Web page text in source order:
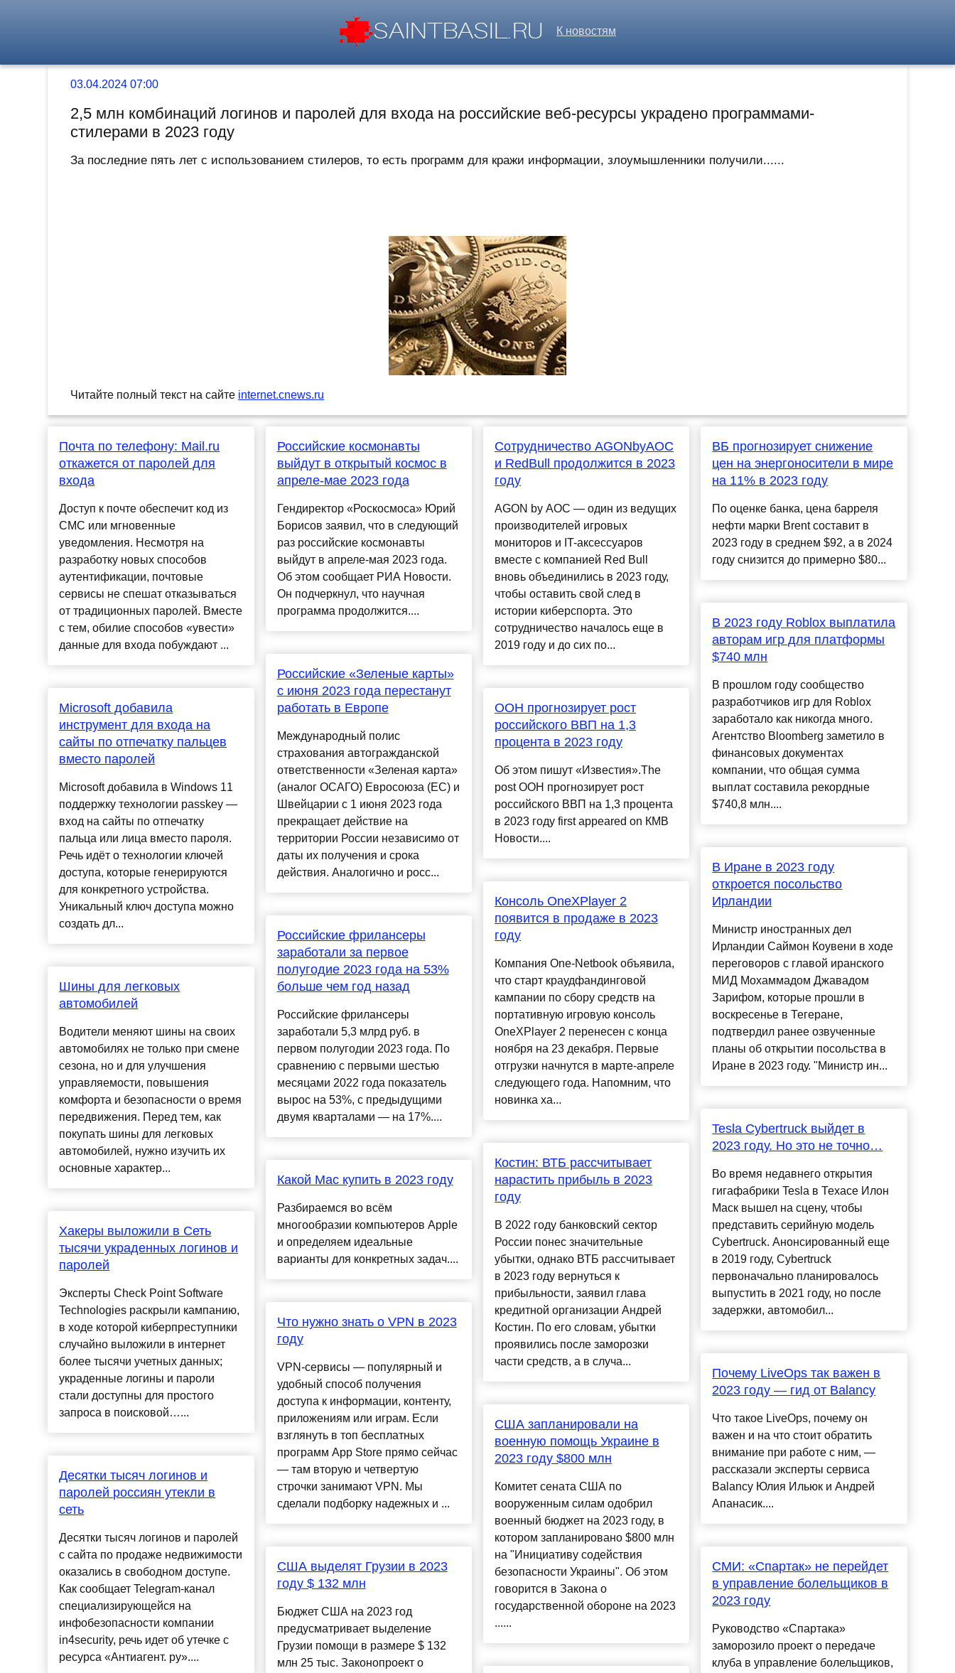
К новостям
03.04.2024 07:00
2,5 млн комбинаций логинов и паролей для входа на российские веб-ресурсы украдено программами-
стилерами в 2023 году
За последние пять лет с использованием стилеров, то есть программ для кражи информации, злоумышленники получили......
Читайте полный текст на сайте internet.cnews.ru
Почта по телефону: Mail.ru
откажется от паролей для
входа
Доступ к почте обеспечит код из
СМС или мгновенные
уведомления. Несмотря на
разработку новых способов
аутентификации, почтовые
сервисы не спешат отказываться
от традиционных паролей. Вместе
с тем, обилие способов «увести»
данные для входа побуждают ...
Microsoft добавила
инструмент для входа на
сайты по отпечатку пальцев
вместо паролей
Microsoft добавила в Windows 11
поддержку технологии passkey —
вход на сайты по отпечатку
пальца или лица вместо пароля.
Речь идёт о технологии ключей
доступа, которые генерируются
для конкретного устройства.
Уникальный ключ доступа можно
создать дл...
Шины для легковых
автомобилей
Водители меняют шины на своих
автомобилях не только при смене
сезона, но и для улучшения
управляемости, повышения
комфорта и безопасности о время
передвижения. Перед тем, как
покупать шины для легковых
автомобилей, нужно изучить их
основные характер...
Хакеры выложили в Сеть
тысячи украденных логинов и
паролей
Эксперты Check Point Software
Technologies раскрыли кампанию,
в ходе которой киберпреступники
случайно выложили в интернет
более тысячи учетных данных;
украденные логины и пароли
стали доступны для простого
запроса в поисковой…...
Десятки тысяч логинов и
паролей россиян утекли в
сеть
Десятки тысяч логинов и паролей
с сайта по продаже недвижимости
оказались в свободном доступе.
Как сообщает Telegram-канал
специализирующейся на
инфобезопасности компании
in4security, речь идет об утечке с
ресурса «Антиагент. ру»....
Российские космонавты
выйдут в открытый космос в
апреле-мае 2023 года
Гендиректор «Роскосмоса» Юрий
Борисов заявил, что в следующий
раз российские космонавты
выйдут в апреле-мая 2023 года.
Об этом сообщает РИА Новости.
Он подчеркнул, что научная
программа продолжится....
Российские «Зеленые карты»
с июня 2023 года перестанут
работать в Европе
Международный полис
страхования автогражданской
ответственности «Зеленая карта»
(аналог ОСАГО) Евросоюза (ЕС) и
Швейцарии с 1 июня 2023 года
прекращает действие на
территории России независимо от
даты их получения и срока
действия. Аналогично и росс...
Российские фрилансеры
заработали за первое
полугодие 2023 года на 53%
больше чем год назад
Российские фрилансеры
заработали 5,3 млрд руб. в
первом полугодии 2023 года. По
сравнению с первыми шестью
месяцами 2022 года показатель
вырос на 53%, с предыдущими
двумя кварталами — на 17%....
Какой Mac купить в 2023 году
Разбираемся во всём
многообразии компьютеров Apple
и определяем идеальные
варианты для конкретных задач....
Что нужно знать о VPN в 2023
году
VPN-сервисы — популярный и
удобный способ получения
доступа к информации, контенту,
приложениям или играм. Если
взглянуть в топ бесплатных
программ App Store прямо сейчас
— там вторую и четвертую
строчки занимают VPN. Мы
сделали подборку надежных и ...
США выделят Грузии в 2023
году $ 132 млн
Бюджет США на 2023 год
предусматривает выделение
Грузии помощи в размере $ 132
млн 25 тыс. Законопроект о
Сотрудничество AGONbyAOC
и RedBull продолжится в 2023
году
AGON by AOC — один из ведущих
производителей игровых
мониторов и IT-аксессуаров
вместе с компанией Red Bull
вновь объединились в 2023 году,
чтобы оставить свой след в
истории киберспорта. Это
сотрудничество началось еще в
2019 году и до сих по...
ООН прогнозирует рост
российского ВВП на 1,3
процента в 2023 году
Об этом пишут «Известия».The
post ООН прогнозирует рост
российского ВВП на 1,3 процента
в 2023 году first appeared on КМВ
Новости....
Консоль OneXPlayer 2
появится в продаже в 2023
году
Компания One-Netbook объявила,
что старт краудфандинговой
кампании по сбору средств на
портативную игровую консоль
OneXPlayer 2 перенесен с конца
ноября на 23 декабря. Первые
отгрузки начнутся в марте-апреле
следующего года. Напомним, что
новинка ха...
Костин: ВТБ рассчитывает
нарастить прибыль в 2023
году
В 2022 году банковский сектор
России понес значительные
убытки, однако ВТБ рассчитывает
в 2023 году вернуться к
прибыльности, заявил глава
кредитной организации Андрей
Костин. По его словам, убытки
проявились после заморозки
части средств, а в случа...
США запланировали на
военную помощь Украине в
2023 году $800 млн
Комитет сената США по
вооруженным силам одобрил
военный бюджет на 2023 году, в
котором запланировано $800 млн
на "Инициативу содействия
безопасности Украины". Об этом
говорится в Закона о
государственной обороне на 2023
......
ВБ прогнозирует снижение
цен на энергоносители в мире
на 11% в 2023 году
По оценке банка, цена барреля
нефти марки Brent составит в
2023 году в среднем $92, а в 2024
году снизится до примерно $80...
В 2023 году Roblox выплатила
авторам игр для платформы
$740 млн
В прошлом году сообщество
разработчиков игр для Roblox
заработало как никогда много.
Агентство Bloomberg заметило в
финансовых документах
компании, что общая сумма
выплат составила рекордные
$740,8 млн....
В Иране в 2023 году
откроется посольство
Ирландии
Министр иностранных дел
Ирландии Саймон Коувени в ходе
переговоров с главой иранского
МИД Мохаммадом Джавадом
Зарифом, которые прошли в
воскресенье в Тегеране,
подтвердил ранее озвученные
планы об открытии посольства в
Иране в 2023 году. "Министр ин...
Tesla Cybertruck выйдет в
2023 году. Но это не точно…
Во время недавнего открытия
гигафабрики Tesla в Техасе Илон
Маск вышел на сцену, чтобы
представить серийную модель
Cybertruck. Анонсированный еще
в 2019 году, Cybertruck
первоначально планировалось
выпустить в 2021 году, но после
задержки, автомобил...
Почему LiveOps так важен в
2023 году — гид от Balancy
Что такое LiveOps, почему он
важен и на что стоит обратить
внимание при работе с ним, —
рассказали эксперты сервиса
Balancy Юлия Ильюк и Андрей
Апанасик....
СМИ: «Спартак» не перейдет
в управление болельщиков в
2023 году
Руководство «Спартака»
заморозило проект о передаче
клуба в управление болельщиков,